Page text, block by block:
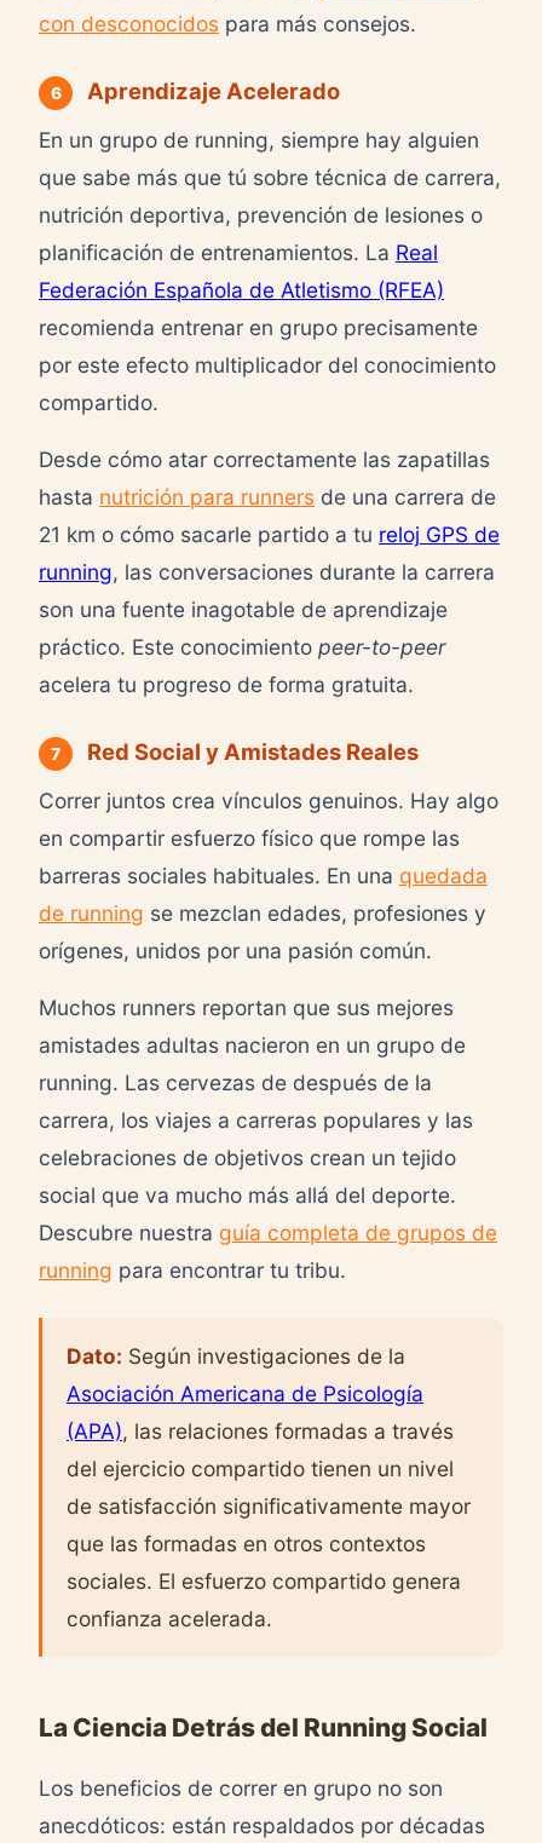
con desconocidos para más consejos.
6 Aprendizaje Acelerado
En un grupo de running, siempre hay alguien
que sabe más que tú sobre técnica de carrera,
nutrición deportiva, prevención de lesiones o
planificación de entrenamientos. La Real
Federación Española de Atletismo (RFEA)
recomienda entrenar en grupo precisamente
por este efecto multiplicador del conocimiento
compartido.
Desde cómo atar correctamente las zapatillas
hasta nutrición para runners de una carrera de
21 km o cómo sacarle partido a tu reloj GPS de
running, las conversaciones durante la carrera
son una fuente inagotable de aprendizaje
práctico. Este conocimiento peer-to-peer
acelera tu progreso de forma gratuita.
7 Red Social y Amistades Reales
Correr juntos crea vínculos genuinos. Hay algo
en compartir esfuerzo físico que rompe las
barreras sociales habituales. En una quedada
de running se mezclan edades, profesiones y
orígenes, unidos por una pasión común.
Muchos runners reportan que sus mejores
amistades adultas nacieron en un grupo de
running. Las cervezas de después de la
carrera, los viajes a carreras populares y las
celebraciones de objetivos crean un tejido
social que va mucho más allá del deporte.
Descubre nuestra guía completa de grupos de
running para encontrar tu tribu.
Dato: Según investigaciones de la
Asociación Americana de Psicología
(APA), las relaciones formadas a través
del ejercicio compartido tienen un nivel
de satisfacción significativamente mayor
que las formadas en otros contextos
sociales. El esfuerzo compartido genera
confianza acelerada.
La Ciencia Detrás del Running Social
Los beneficios de correr en grupo no son
anecdóticos: están respaldados por décadas